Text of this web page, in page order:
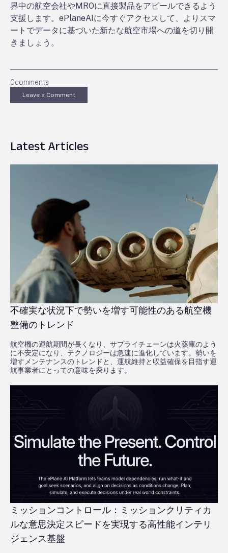
界中の航空会社やMROに直接製品をアピールできるよう
支援します。ePlaneAIに今すぐアクセスして、よりスマ
ートでデータに基づいた新たな航空市場への道を切り開
きましょう。
0comments
Leave a Comment
Latest Articles
不確実な状況下で勢いを増す可能性のある航空機
整備のトレンド
航空機の運航期間が長くなり、サプライチェーンは火薬庫のよう
に不安定になり、テクノロジーは急速に進化しています。勢いを
増すメンテナンスのトレンドと、運航維持と収益確保を目指す運
航事業者にとっての意味を探ります。
ミッションコントロール：ミッションクリティカ
ルな意思決定スピードを実現する高性能インテリ
ジェンス基盤